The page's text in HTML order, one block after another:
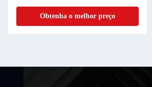
Obtenha o melhor preço